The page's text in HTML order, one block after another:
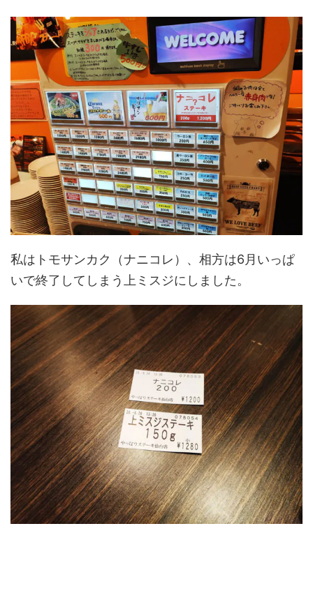
私はトモサンカク（ナニコレ）、相方は6月いっぱ
いで終了してしまう上ミスジにしました。